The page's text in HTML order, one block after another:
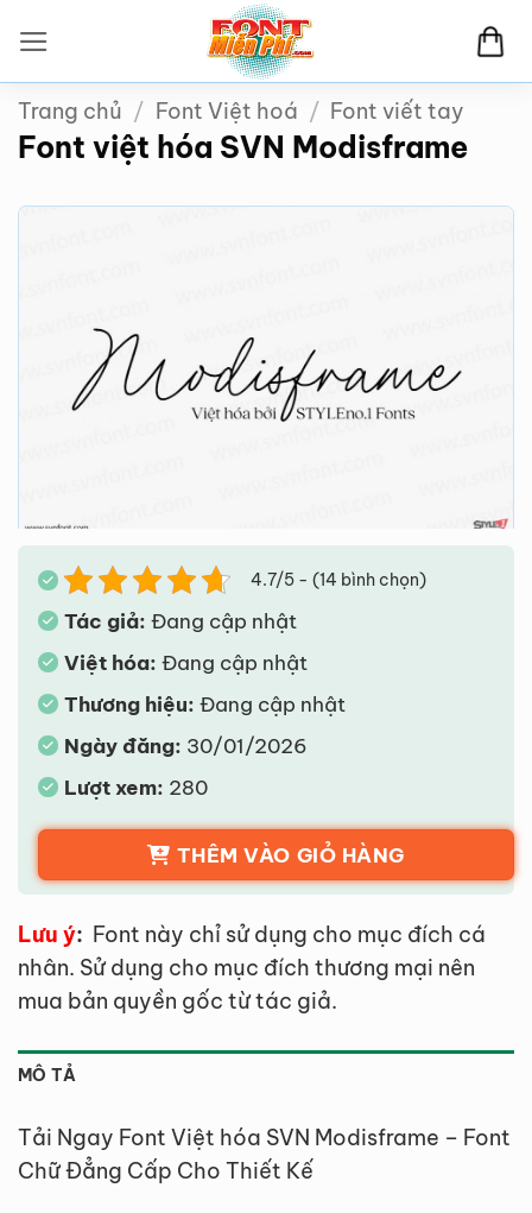
qua
nội
dung
Trang chủ / Font Việt hoá / Font viết tay
Font việt hóa SVN Modisframe
4.7/5 - (14 bình chọn)
Tác giả: Đang cập nhật
Việt hóa: Đang cập nhật
Thương hiệu: Đang cập nhật
Ngày đăng: 30/01/2026
Lượt xem: 280
THÊM VÀO GIỎ HÀNG
Lưu ý: Font này chỉ sử dụng cho mục đích cá
nhân. Sử dụng cho mục đích thương mại nên
mua bản quyền gốc từ tác giả.
MÔ TẢ
Tải Ngay Font Việt hóa SVN Modisframe – Font
Chữ Đẳng Cấp Cho Thiết Kế